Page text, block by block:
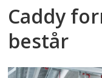
Caddy
består